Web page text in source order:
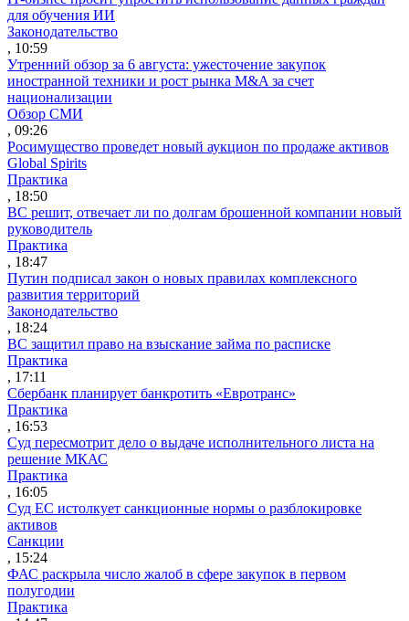
для обучения ИИ
Законодательство
, 10:59
Утренний обзор за 6 августа: ужесточение закупок
иностранной техники и рост рынка M&A за счет
национализации
Обзор СМИ
, 09:26
Росимущество проведет новый аукцион по продаже активов
Global Spirits
Практика
, 18:50
ВС решит, отвечает ли по долгам брошенной компании новый
руководитель
Практика
, 18:47
Путин подписал закон о новых правилах комплексного
развития территорий
Законодательство
, 18:24
ВС защитил право на взыскание займа по расписке
Практика
, 17:11
Сбербанк планирует банкротить «Евротранс»
Практика
, 16:53
Суд пересмотрит дело о выдаче исполнительного листа на
решение МКАС
Практика
, 16:05
Суд ЕС истолкует санкционные нормы о разблокировке
активов
Санкции
, 15:24
ФАС раскрыла число жалоб в сфере закупок в первом
полугодии
Практика